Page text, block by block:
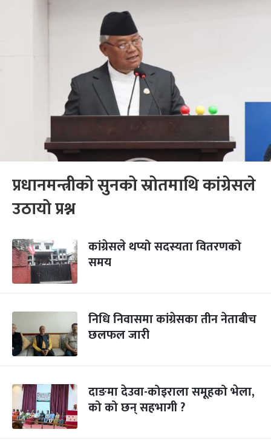
प्रधानमन्त्रीको सुनको स्रोतमाथि कांग्रेसले
उठायो प्रश्न
कांग्रेसले थप्यो सदस्यता वितरणको
समय
निधि निवासमा कांग्रेसका तीन नेताबीच
छलफल जारी
दाङमा देउवा-कोइराला समूहको भेला,
को को छन् सहभागी ?